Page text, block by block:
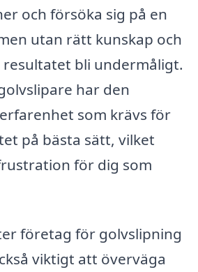
och försöka sig på en
utan rätt kunskap och
bli undermåligt.
har den
som krävs för
på bästa sätt, vilket
för dig som
företag för golvslipning
viktigt att överväga